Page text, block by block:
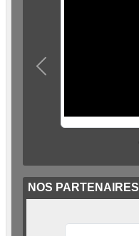
Précedent
NOS PARTENAIRES